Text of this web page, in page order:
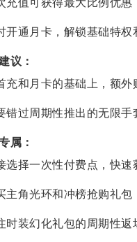
开通月卡，解锁基础特权
议：
充和月卡的基础上，额外
错过周期性推出的无限手
属：
选择一次性付费点，快速
主角光环和冲榜抢购礼包
时装幻化礼包的周期性返